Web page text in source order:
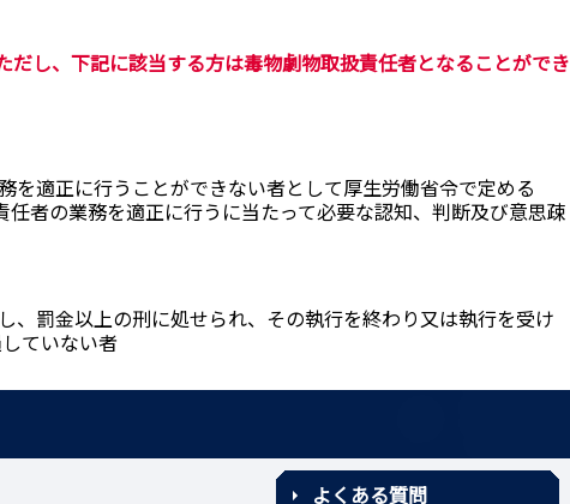
毒物劇物取扱責任者となることができ
を適正に行うことができない者として厚生労働省令で定める
者の業務を適正に行うに当たって必要な認知、判断及び意思疎
、罰金以上の刑に処せられ、その執行を終わり又は執行を受け
ていない者
よくある質問